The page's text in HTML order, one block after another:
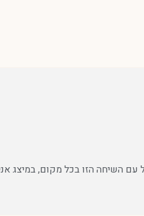
עם השיחה הזו בכל מקום, במיצג